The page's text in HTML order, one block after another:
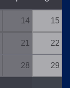
14 15
21 22
28 29